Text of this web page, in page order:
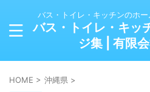
バス・トイレ・キッチンのホー
バス・トイレ・キッ
ジ集 | 有限
HOME > 沖縄県 >